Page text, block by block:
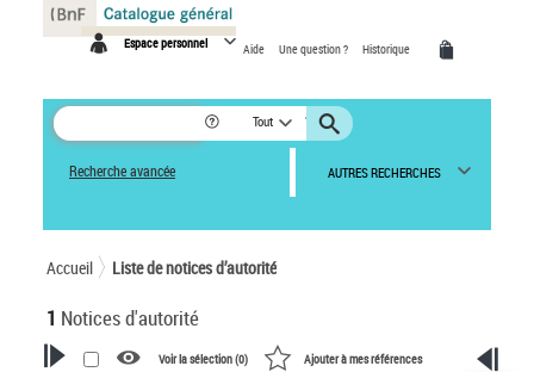
Espace personnel Aide Une question ? Historique
Tout
Recherche avancée AUTRES RECHERCHES
Accueil Liste de notices d’autorité
1 Notices d'autorité
Voir la sélection (0) Ajouter à mes références
Panneau de gestion des cookies